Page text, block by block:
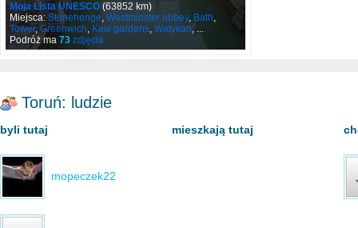
Moja Lista UNESCO (63852 km)
Miejsca:Stonehenge, Westminster abbey, Bath,
Tower, Greenwich, Kew gardens, Watykan, ...
Podróż ma 73 zdjęcia
Toruń: ludzie
byli tutaj
mopeczek22
mieszkają tutaj